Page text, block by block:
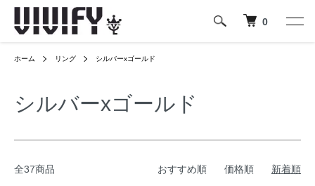
0
ホーム リング シルバーxゴールド
シルバーxゴールド
全37商品 おすすめ順 価格順 新着順